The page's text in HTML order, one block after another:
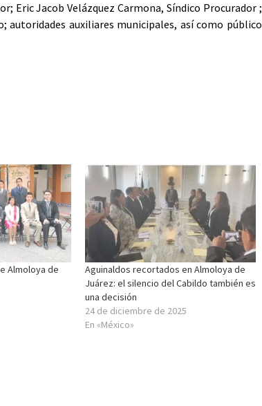
Eric Jacob Velázquez Carmona, Síndico Procurador ;
auxiliares municipales, así como público
Almoloya de
Aguinaldos recortados en Almoloya de
Juárez: el silencio del Cabildo también es
una decisión
24 de diciembre de 2025
En «México»